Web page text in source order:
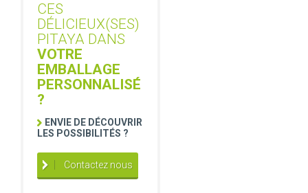
CES
DÉLICIEUX(SES)
PITAYA DANS
VOTRE
EMBALLAGE
PERSONNALISÉ
?
ENVIE DE DÉCOUVRIR
LES POSSIBILITÉS ?
Contactez nous